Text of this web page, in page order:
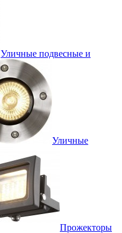
Уличные подвесные и
Уличные
Прожекторы